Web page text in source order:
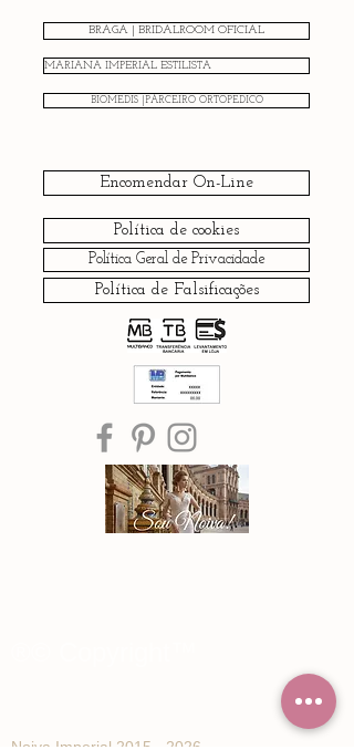
BRAGA | BRIDALROOM OFICIAL
MARIANA IMPERIAL ESTILISTA
BIOMEDIS |PARCEIRO ORTOPÉDICO
Encomendar On-Line
Política de cookies
Política Geral de Privacidade
Política de Falsificações
Noiva Imperial 2015 - 2026